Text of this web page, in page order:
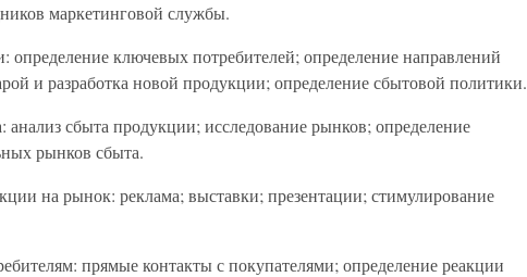
маркетинговой службы.
определение ключевых потребителей; определение направлений
и разработка новой продукции; определение сбытовой политики.
сбыта продукции; исследование рынков; определение
рынков сбыта.
на рынок: реклама; выставки; презентации; стимулирование
прямые контакты с покупателями; определение реакции